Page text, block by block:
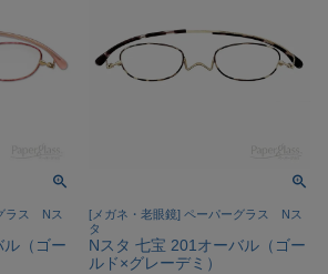
ラス Nス
（ゴー
[メガネ・老眼鏡] ペーパーグラス Nス
タ
Nスタ 七宝 201オーバル（ゴー
ルド×グレーデミ）